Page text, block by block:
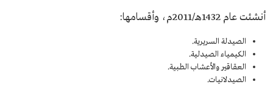
أنشئت عام 1432هـ/2011م، وأقسامها:
الصيدلة السريرية.
الكيمياء الصيدلية.
العقاقير والأعشاب الطبية.
الصيدلانيات.